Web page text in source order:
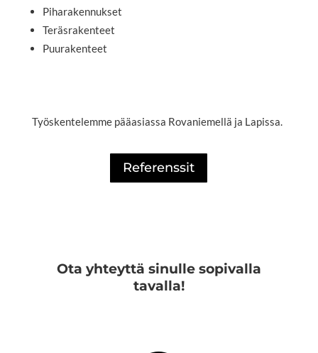
Piharakennukset
Teräsrakenteet
Puurakenteet
Työskentelemme pääasiassa Rovaniemellä ja Lapissa.
Referenssit
Ota yhteyttä sinulle sopivalla
tavalla!